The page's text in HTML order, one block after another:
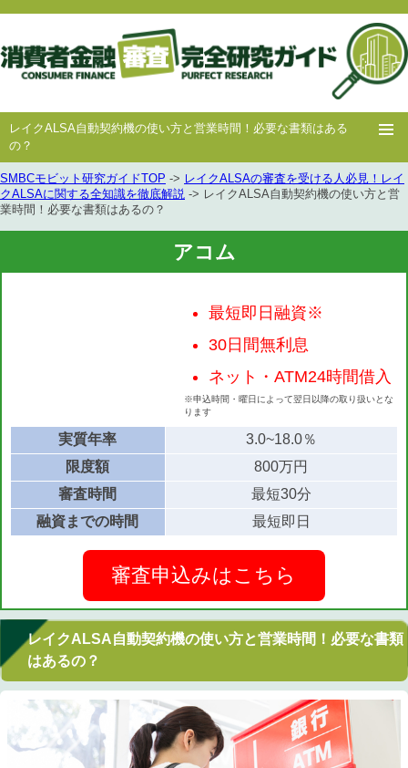
レイクALSA自動契約機の使い方と営業時間！必要な書類はある
の？
ホー
ム
消費者
金融
中小消費者
金融
キャッシング キャッシング
SMBCモビット研究ガイドTOP -> レイクALSAの審査を受ける人必見！レイ
クALSAに関する全知識を徹底解説 -> レイクALSA自動契約機の使い方と営
業時間！必要な書類はあるの？
アコム
最短即日融資※
30日間無利息
ネット・ATM24時間借入
※申込時間・曜日によって翌日以降の取り扱いとな
ります
実質年率
3.0~18.0％
限度額
800万円
審査時間
最短30分
融資までの時間
最短即日
審査申込みはこちら
レイクALSA自動契約機の使い方と営業時間！必要な書類
はあるの？